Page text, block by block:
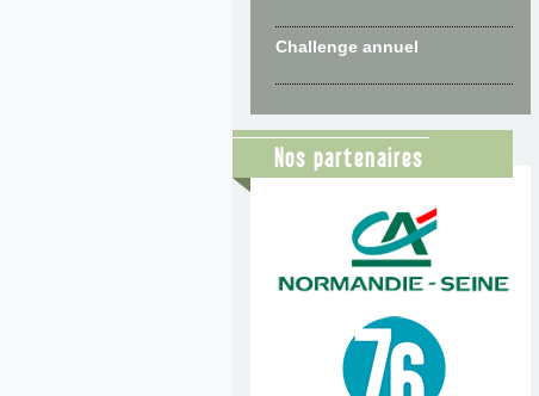
Challenge annuel
Nos partenaires